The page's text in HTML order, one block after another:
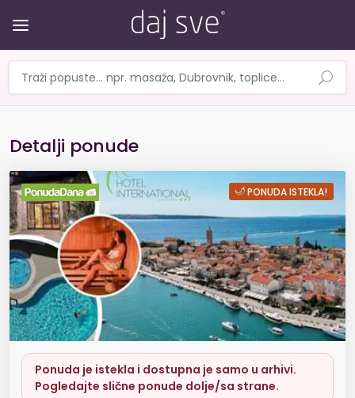
Detalji ponude
TOP TERMINI! Ljetovanje u
PONUDA ISTEKLA!
Ponuda je istekla i dostupna je samo u arhivi.
Pogledajte slične ponude dolje/sa strane.